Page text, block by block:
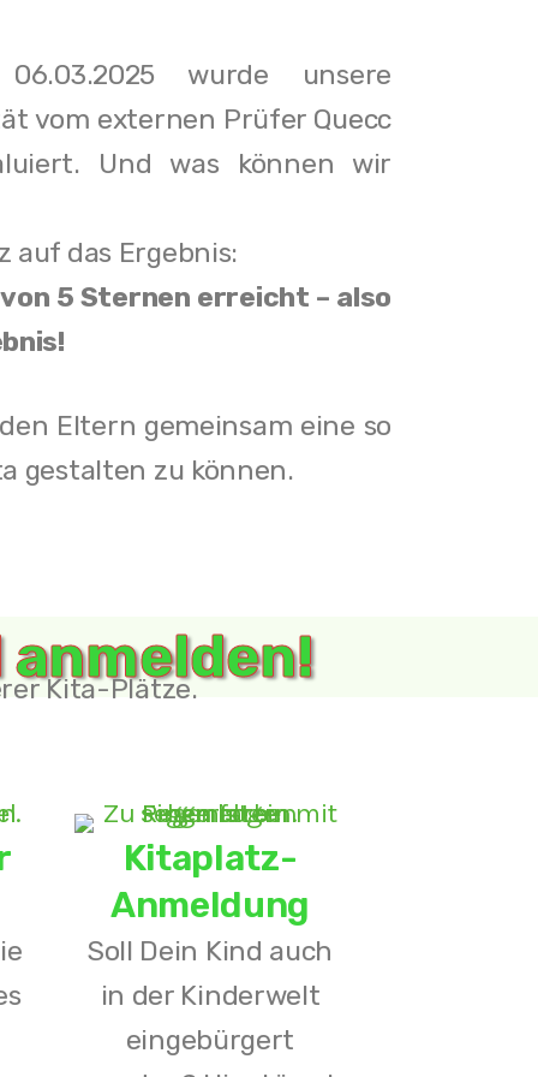
wurde unsere
vom externen Prüfer Quecc
Und was können wir
auf das Ergebnis:
5 Sternen erreicht – also
Eltern gemeinsam eine so
gestalten zu können.
Kita-Plätze.
Kitaplatz-
Anmeldung
Soll Dein Kind auch
in der Kinderwelt
eingebürgert